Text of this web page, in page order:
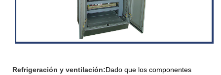
Refrigeración y ventilación:Dado que los componentes